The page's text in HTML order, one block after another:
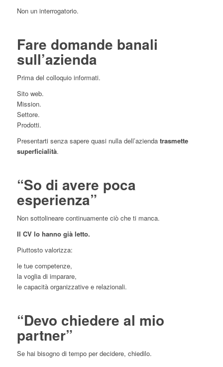
Non un interrogatorio.
Fare domande banali
sull’azienda
Prima del colloquio informati.
Sito web.
Mission.
Settore.
Prodotti.
Presentarti senza sapere quasi nulla dell’azienda trasmette
superficialità.
“So di avere poca
esperienza”
Non sottolineare continuamente ciò che ti manca.
Il CV lo hanno già letto.
Piuttosto valorizza:
le tue competenze,
la voglia di imparare,
le capacità organizzative e relazionali.
“Devo chiedere al mio
partner”
Se hai bisogno di tempo per decidere, chiedilo.